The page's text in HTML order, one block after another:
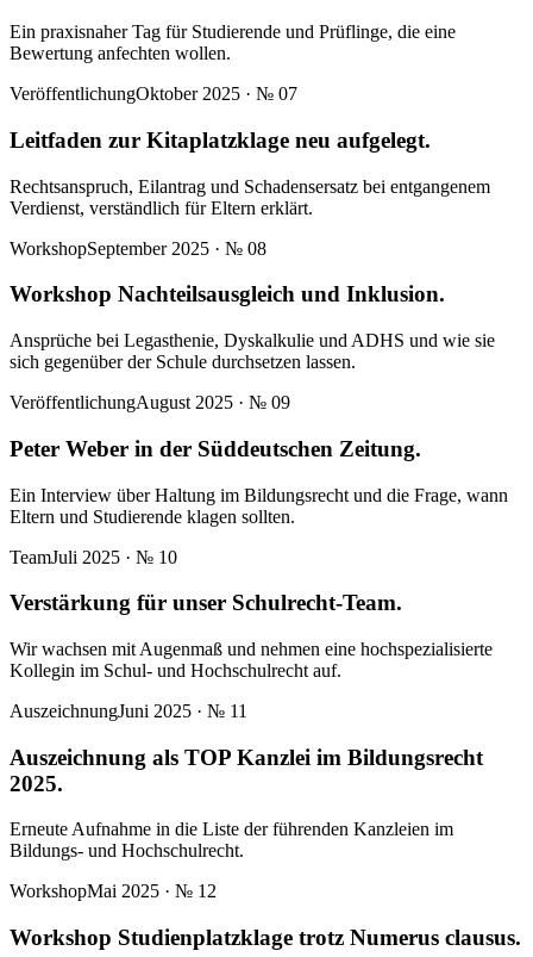
Ein praxisnaher Tag für Studierende und Prüflinge, die eine
Bewertung anfechten wollen.
VeröffentlichungOktober 2025 · № 07
Leitfaden zur Kitaplatzklage neu aufgelegt.
Rechtsanspruch, Eilantrag und Schadensersatz bei entgangenem
Verdienst, verständlich für Eltern erklärt.
WorkshopSeptember 2025 · № 08
Workshop Nachteilsausgleich und Inklusion.
Ansprüche bei Legasthenie, Dyskalkulie und ADHS und wie sie
sich gegenüber der Schule durchsetzen lassen.
VeröffentlichungAugust 2025 · № 09
Peter Weber in der Süddeutschen Zeitung.
Ein Interview über Haltung im Bildungsrecht und die Frage, wann
Eltern und Studierende klagen sollten.
TeamJuli 2025 · № 10
Verstärkung für unser Schulrecht-Team.
Wir wachsen mit Augenmaß und nehmen eine hochspezialisierte
Kollegin im Schul- und Hochschulrecht auf.
AuszeichnungJuni 2025 · № 11
Auszeichnung als TOP Kanzlei im Bildungsrecht
2025.
Erneute Aufnahme in die Liste der führenden Kanzleien im
Bildungs- und Hochschulrecht.
WorkshopMai 2025 · № 12
Workshop Studienplatzklage trotz Numerus clausus.